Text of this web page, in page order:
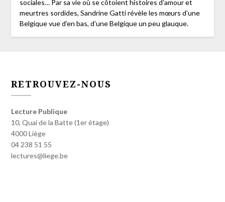
sociales… Par sa vie où se côtoient histoires dʼamour et
meurtres sordides, Sandrine Gatti révèle les mœurs dʼune
Belgique vue d’en bas, dʼune Belgique un peu glauque.
RETROUVEZ-NOUS
Lecture Publique
10, Quai de la Batte (1er étage)
4000 Liège
04 238 51 55
lectures@liege.be